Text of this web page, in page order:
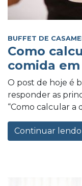
BUFFET DE
Como
comida
O post de hoje é
responder as
“Como calcular a
Continuar lendo